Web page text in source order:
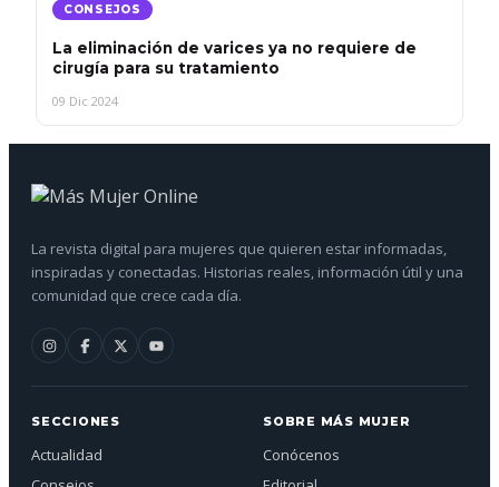
CONSEJOS
La eliminación de varices ya no requiere de
cirugía para su tratamiento
09 Dic 2024
La revista digital para mujeres que quieren estar informadas,
inspiradas y conectadas. Historias reales, información útil y una
comunidad que crece cada día.
SECCIONES
Actualidad
SOBRE MÁS MUJER
Conócenos